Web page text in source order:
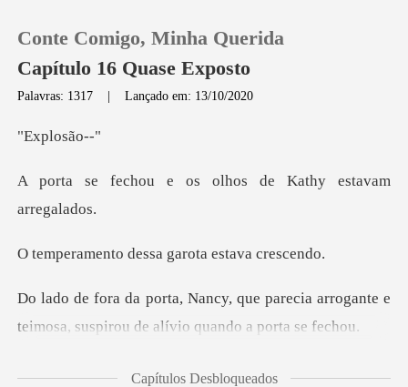
Loja
Sair
Conte Comigo, Minha Querida
Capítulo 16 Quase Exposto
Palavras: 1317 |Lançado em: 13/10/2020
losã
os olhos de Kathy
dessa garota es
parecia arrogante e
teimosa, suspirou
e correu direto para a
Capítulos Desbloqueados